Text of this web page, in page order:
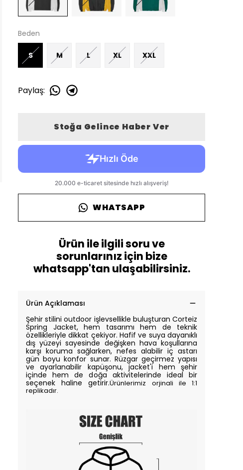
Beden
S M L XL XXL
Paylaş:
Stoğa Gelince Haber Ver
WHATSAPP
Ürün ile ilgili soru ve
sorunlarınız için bize
whatsapp'tan ulaşabilirsiniz.
Ürün Açıklaması
Şehir stilini outdoor işlevsellikle buluşturan Corteiz
Spring Jacket, hem tasarımı hem de teknik
özellikleriyle dikkat çekiyor. Hafif ve suya dayanıklı
dış yüzeyi sayesinde değişken hava koşullarına
karşı koruma sağlarken, nefes alabilir iç astarı
gün boyu konfor sunar. Rüzgar geçirmez yapısı
ve ayarlanabilir kapüşonu, jacket'i hem şehir
içinde hem de doğa aktivitelerinde ideal bir
seçenek haline getirir.Ürünlerimiz orjinali ile 1:1
replikadır.